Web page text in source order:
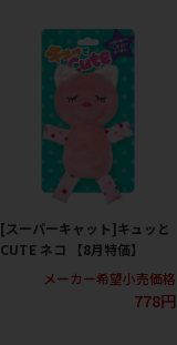
[スーパーキャット]キュッと
CUTE ネコ 【8月特価】
メーカー希望小売価格
778円